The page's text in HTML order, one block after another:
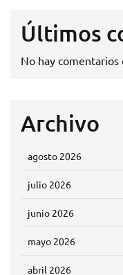
Últimos
No hay comentarios
Archivo
agosto 2026
julio 2026
junio 2026
mayo 2026
abril 2026